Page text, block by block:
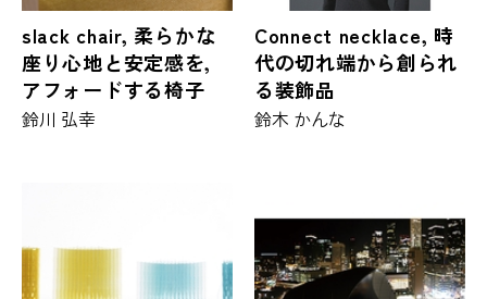
slack chair, 柔らかな
座り心地と安定感を,
アフォードする椅子
鈴川 弘幸
Connect necklace, 時
代の切れ端から創られ
る装飾品
鈴木 かんな